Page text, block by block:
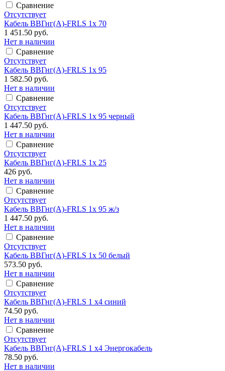
Сравнение
Отсутствует
Кабель ВВГнг(А)-FRLS 1х 70
1 451.50 руб.
Нет в наличии
Сравнение
Отсутствует
Кабель ВВГнг(А)-FRLS 1х 95
1 582.50 руб.
Нет в наличии
Сравнение
Отсутствует
Кабель ВВГнг(А)-FRLS 1х 95 черный
1 447.50 руб.
Нет в наличии
Сравнение
Отсутствует
Кабель ВВГнг(А)-FRLS 1х 25
426 руб.
Нет в наличии
Сравнение
Отсутствует
Кабель ВВГнг(А)-FRLS 1х 95 ж/з
1 447.50 руб.
Нет в наличии
Сравнение
Отсутствует
Кабель ВВГнг(А)-FRLS 1х 50 белый
573.50 руб.
Нет в наличии
Сравнение
Отсутствует
Кабель ВВГнг(А)-FRLS 1 х4 синий
74.50 руб.
Нет в наличии
Сравнение
Отсутствует
Кабель ВВГнг(А)-FRLS 1 х4 Энергокабель
78.50 руб.
Нет в наличии